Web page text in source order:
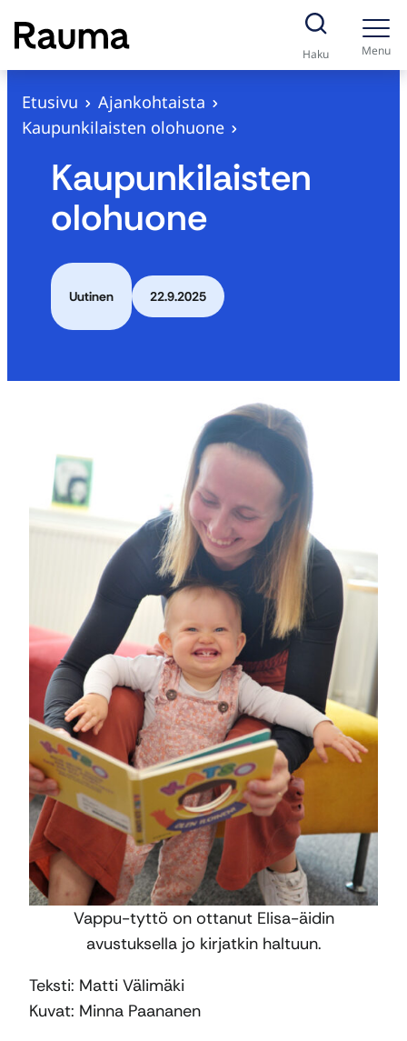
S
i
n
Haku Menu
Etusivu
Ajankohtaista
Kaupunkilaisten olohuone
Kaupunkilaisten
olohuone
Uutinen 22.9.2025
Vappu-tyttö on ottanut Elisa-äidin
avustuksella jo kirjatkin haltuun.
Teksti: Matti Välimäki
Kuvat: Minna Paananen